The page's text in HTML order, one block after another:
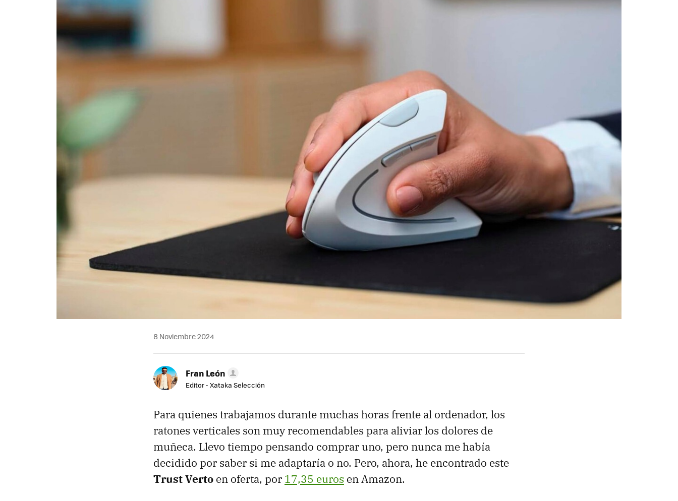
8 Noviembre 2024
Fran León
Editor - Xataka Selección
Para quienes trabajamos durante muchas horas frente al ordenador, los
ratones verticales son muy recomendables para aliviar los dolores de
muñeca. Llevo tiempo pensando comprar uno, pero nunca me había
decidido por saber si me adaptaría o no. Pero, ahora, he encontrado este
Trust Verto en oferta, por 17,35 euros en Amazon.